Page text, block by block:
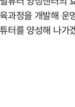
과정을 개발해 운
터를 양성해 나가